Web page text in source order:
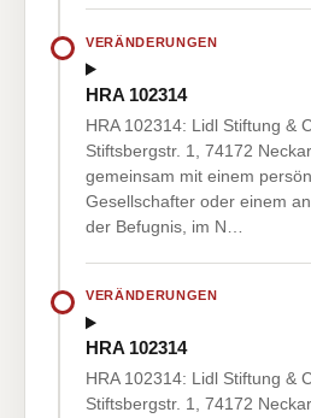
VERÄNDERUNGEN
HRA 102314
HRA 102314: Lidl Stiftung &
Stiftsbergstr. 1, 74172
gemeinsam mit einem
Gesellschafter oder einem
der Befugnis, im N…
VERÄNDERUNGEN
HRA 102314
HRA 102314: Lidl Stiftung &
Stiftsbergstr. 1, 74172